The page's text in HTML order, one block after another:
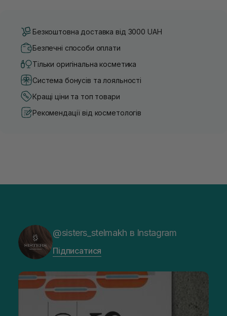
Безкоштовна доставка від 3000 UAH
Безпечні способи оплати
Тільки оригінальна косметика
Система бонусів та лояльності
Кращі ціни та топ товари
Рекомендації від косметологів
@sisters_stelmakh в Instagram
Підписатися